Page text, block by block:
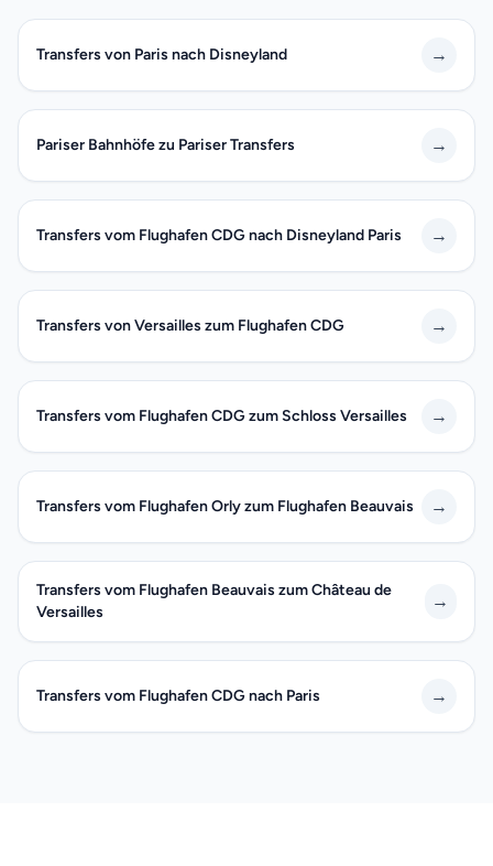
Transfers von Paris nach Disneyland →
Pariser Bahnhöfe zu Pariser Transfers →
Transfers vom Flughafen CDG nach Disneyland Paris →
Transfers von Versailles zum Flughafen CDG →
Transfers vom Flughafen CDG zum Schloss Versailles →
Transfers vom Flughafen Orly zum Flughafen Beauvais →
Transfers vom Flughafen Beauvais zum Château de
Versailles
→
Transfers vom Flughafen CDG nach Paris →